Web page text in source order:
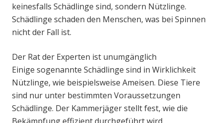
keinesfalls Schädlinge sind, sondern Nützlinge.
Schädlinge schaden den Menschen, was bei Spinnen
nicht der Fall ist.
Der Rat der Experten ist unumgänglich
Einige sogenannte Schädlinge sind in Wirklichkeit
Nützlinge, wie beispielsweise Ameisen. Diese Tiere
sind nur unter bestimmten Voraussetzungen
Schädlinge. Der Kammerjäger stellt fest, wie die